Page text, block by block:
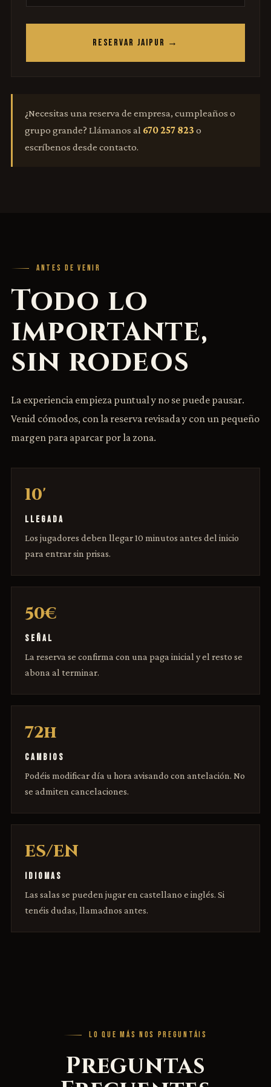
RESERVAR JAIPUR →
¿Necesitas una reserva de empresa, cumpleaños o
grupo grande? Llámanos al 670 257 823 o
escríbenos desde contacto.
ANTES DE VENIR
Todo lo
importante,
sin rodeos
La experiencia empieza puntual y no se puede pausar.
Venid cómodos, con la reserva revisada y con un pequeño
margen para aparcar por la zona.
10'
LLEGADA
Los jugadores deben llegar 10 minutos antes del inicio
para entrar sin prisas.
50€
SEÑAL
La reserva se confirma con una paga inicial y el resto se
abona al terminar.
72h
CAMBIOS
Podéis modificar día u hora avisando con antelación. No
se admiten cancelaciones.
ES/EN
IDIOMAS
Las salas se pueden jugar en castellano e inglés. Si
tenéis dudas, llamadnos antes.
LO QUE MÁS NOS PREGUNTÁIS
Preguntas